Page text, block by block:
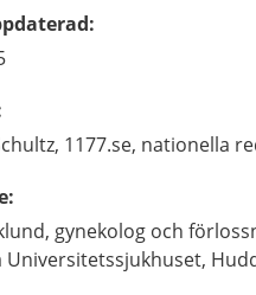
:
1177.se, nationella
:
gynekolog och
Universitetssjukhuset,